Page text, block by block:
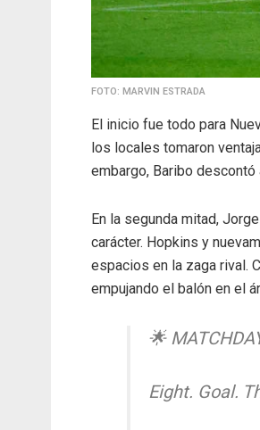
FOTO: MARVIN ESTRADA
El inicio fue todo para
los locales tomaron
embargo, Baribo
En la segunda mitad,
carácter. Hopkins y
espacios en la zaga rival.
empujando el balón en el
🌟
Eight. Goal.